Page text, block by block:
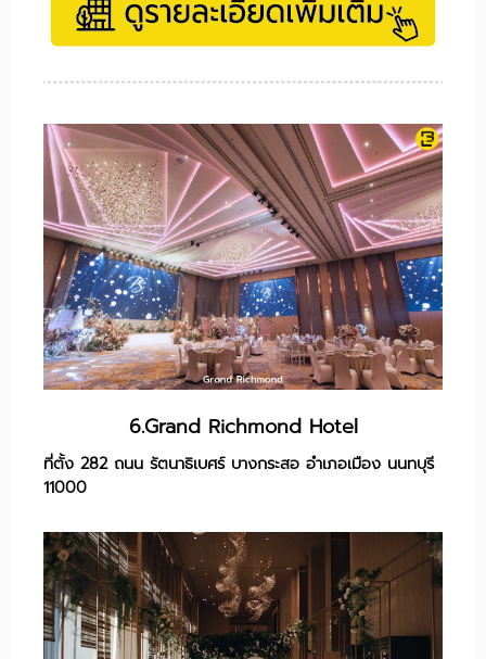
6.Grand Richmond Hotel
ที่ตั้ง 282 ถนน รัตนาธิเบศร์ บางกระสอ อำเภอเมือง นนทบุรี
11000